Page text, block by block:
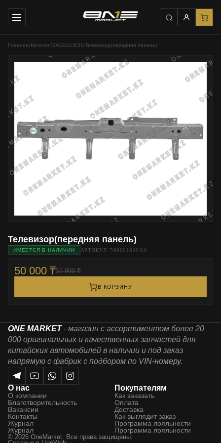
Главная/Каталог/EXEED/LX/21 /Телевизор(передняя панель)
Телевизор(передняя панель)
ИМЕЕТСЯ В НАЛИЧИИ АРТИКУЛ: 509001020АА
50 000 ₸55 000 ₸
В КОРЗИНУ
ONE MARKET - магазин с ассортиментом более 20
000 оригинальных и качественных запчастей для
китайских автомобилей в наличии и под заказ
напрямую с фабрик с подбором по VIN-номеру.
О нас
О компании
Благотворительность
Вакансии
Контакты
Журнал
Журнал
Покупателям
Как заказать
Оплата
Доставка
Как выглядит заказ
Программа лояльности
Программа лояльности
© 2026 OneMarket. Все права защищены.